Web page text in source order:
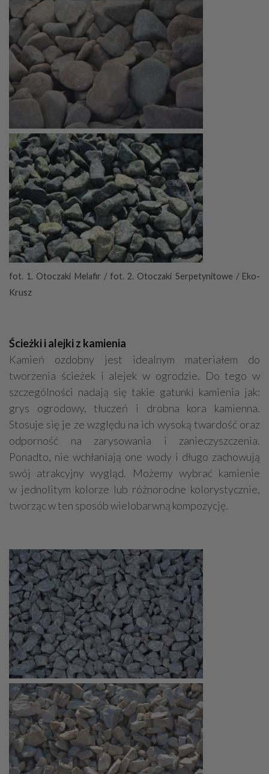
fot. 1. Otoczaki Melafir / fot. 2. Otoczaki Serpetynitowe / Eko-
Krusz
Ścieżki i alejki z kamienia
Kamień ozdobny jest idealnym materiałem do
tworzenia ścieżek i alejek w ogrodzie. Do tego w
szczególności nadają się takie gatunki kamienia jak:
grys ogrodowy, tłuczeń i drobna kora kamienna.
Stosuje się je ze względu na ich wysoką twardość oraz
odporność na zarysowania i zanieczyszczenia.
Ponadto, nie wchłaniają one wody i długo zachowują
swój atrakcyjny wygląd. Możemy wybrać kamienie
w jednolitym kolorze lub różnorodne kolorystycznie,
tworząc w ten sposób wielobarwną kompozycję.